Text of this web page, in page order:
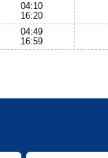
04:10
16:20
04:49
16:59